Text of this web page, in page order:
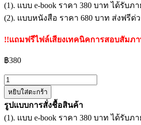
(1). แบบ e-book ราคา 380 บาท ได้รับภ
(2). แบบหนังสือ ราคา 680 บาท ส่งฟรีด่
!!แถมฟรีไฟล์เสียงเทคนิคการสอบสัมภ
฿380
จำนวน
แนว
ข้อสอบ
นัก
หยิบใส่ตะกร้า
รูปแบบการสั่งชื้อสินค้า
(1). แบบ e-book ราคา 380 บาท ได้รับภ